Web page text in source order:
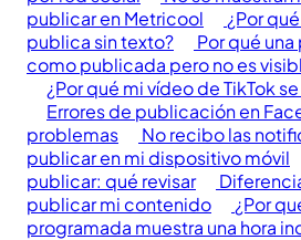
publicar en Metricool
¿Por
publica sin texto?
Por qué
como publicada pero no es
¿Por qué mi vídeo de TikTok
Errores de publicación en
problemas
No recibo las
publicar en mi dispositivo móvil
publicar: qué revisar
publicar mi contenido
¿Por
programada muestra una hora